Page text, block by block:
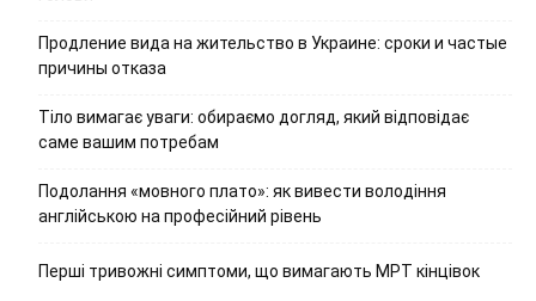
Продление вида на жительство в Украине: сроки и частые
причины отказа
Тіло вимагає уваги: обираємо догляд, який відповідає
саме вашим потребам
Подолання «мовного плато»: як вивести володіння
англійською на професійний рівень
Перші тривожні симптоми, що вимагають МРТ кінцівок